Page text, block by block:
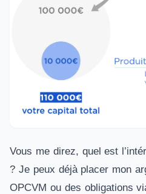
Vous me direz, quel est
? Je peux déjà placer mon
OPCVM ou des obligations